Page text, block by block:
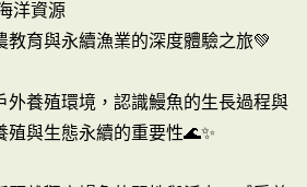
洋資源
教育與永續漁業的深度體驗之旅💚
外養殖環境，認識鰻魚的生長過程與
與生態永續的重要性🌊✨